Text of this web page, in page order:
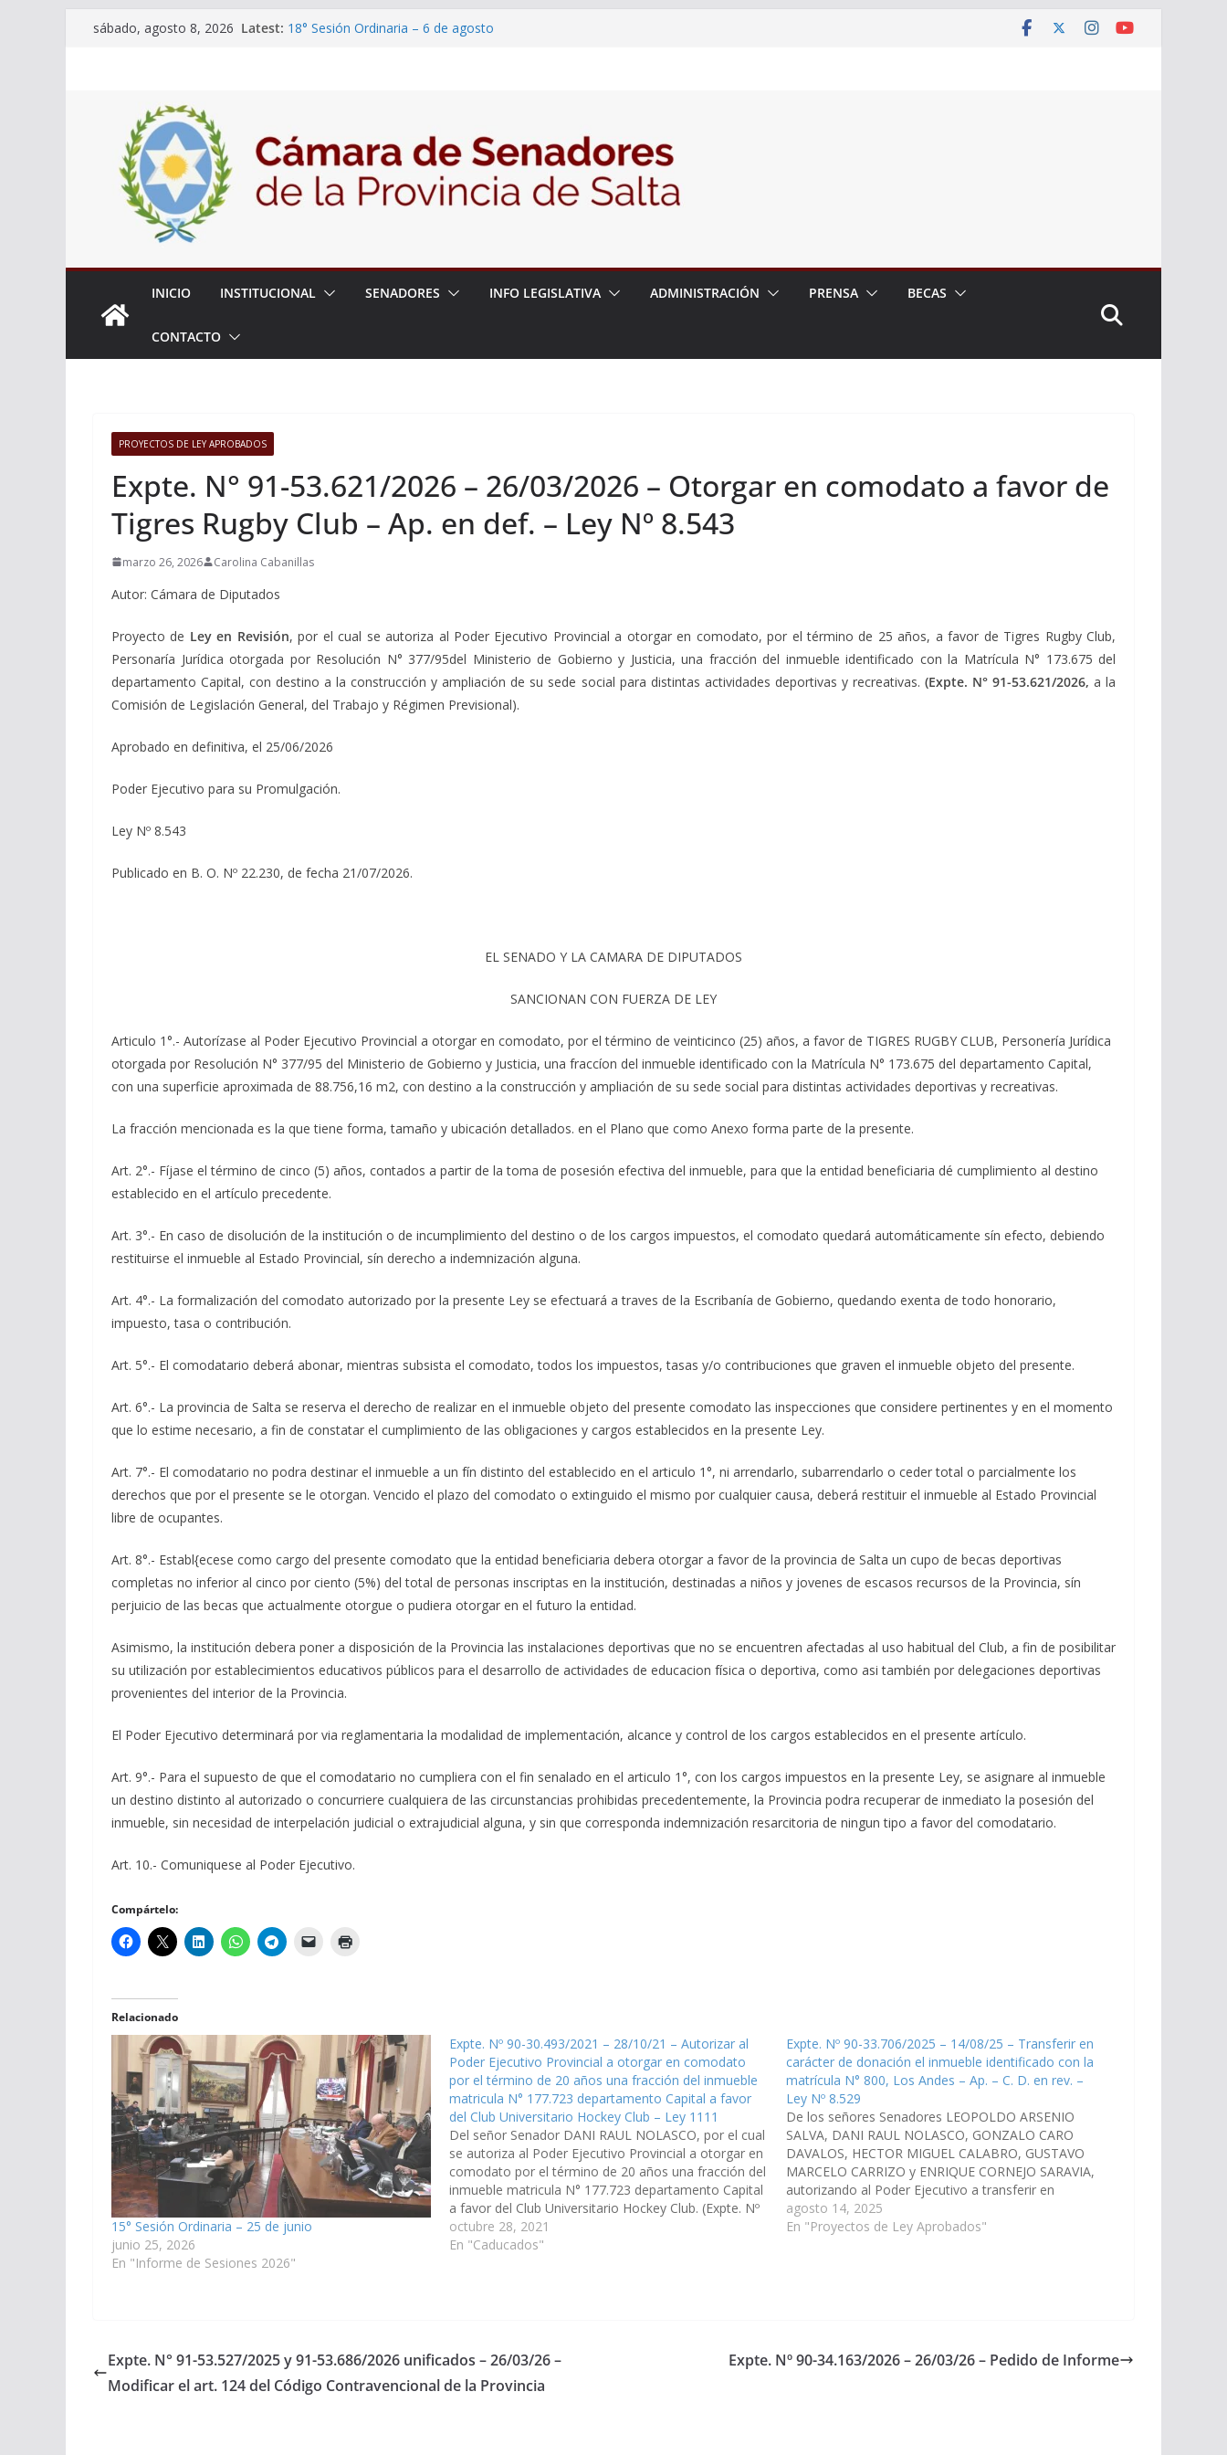
sábado, agosto 8, 2026 Latest: 18° Sesión Ordinaria – 6 de agosto
Expte. Nº 90-34.516/2026 – 06/08/26 – Créase el Ente Salteño
de Protección y Control Vegetal
INICIO INSTITUCIONAL SENADORES INFO LEGISLATIVA ADMINISTRACIÓN PRENSA BECAS
CONTACTO
PROYECTOS DE LEY APROBADOS
Expte. N° 91-53.621/2026 – 26/03/2026 – Otorgar en comodato a favor de
Tigres Rugby Club – Ap. en def. – Ley Nº 8.543
marzo 26, 2026 Carolina Cabanillas
Autor: Cámara de Diputados
Proyecto de Ley en Revisión, por el cual se autoriza al Poder Ejecutivo Provincial a otorgar en comodato, por el término de 25 años, a favor de Tigres Rugby Club,
Personaría Jurídica otorgada por Resolución N° 377/95del Ministerio de Gobierno y Justicia, una fracción del inmueble identificado con la Matrícula N° 173.675 del
departamento Capital, con destino a la construcción y ampliación de su sede social para distintas actividades deportivas y recreativas. (Expte. N° 91-53.621/2026, a la
Comisión de Legislación General, del Trabajo y Régimen Previsional).
Aprobado en definitiva, el 25/06/2026
Poder Ejecutivo para su Promulgación.
Ley Nº 8.543
Publicado en B. O. Nº 22.230, de fecha 21/07/2026.
EL SENADO Y LA CAMARA DE DIPUTADOS
SANCIONAN CON FUERZA DE LEY
Articulo 1°.- Autorízase al Poder Ejecutivo Provincial a otorgar en comodato, por el término de veinticinco (25) años, a favor de TIGRES RUGBY CLUB, Personería Jurídica
otorgada por Resolución N° 377/95 del Ministerio de Gobierno y Justicia, una fraccíon del inmueble identificado con la Matrícula N° 173.675 del departamento Capital,
con una superficie aproximada de 88.756,16 m2, con destino a la construcción y ampliación de su sede social para distintas actividades deportivas y recreativas.
La fracción mencionada es la que tiene forma, tamaño y ubicación detallados. en el Plano que como Anexo forma parte de la presente.
Art. 2°.- Fíjase el término de cinco (5) años, contados a partir de la toma de posesión efectiva del inmueble, para que la entidad beneficiaria dé cumplimiento al destino
establecido en el artículo precedente.
Art. 3°.- En caso de disolución de la institución o de incumplimiento del destino o de los cargos impuestos, el comodato quedará automáticamente sín efecto, debiendo
restituirse el inmueble al Estado Provincial, sín derecho a indemnización alguna.
Art. 4°.- La formalización del comodato autorizado por la presente Ley se efectuará a traves de la Escribanía de Gobierno, quedando exenta de todo honorario,
impuesto, tasa o contribución.
Art. 5°.- El comodatario deberá abonar, mientras subsista el comodato, todos los impuestos, tasas y/o contribuciones que graven el inmueble objeto del presente.
Art. 6°.- La provincia de Salta se reserva el derecho de realizar en el inmueble objeto del presente comodato las inspecciones que considere pertinentes y en el momento
que lo estime necesario, a fin de constatar el cumplimiento de las obligaciones y cargos establecidos en la presente Ley.
Art. 7°.- El comodatario no podra destinar el inmueble a un fín distinto del establecido en el articulo 1°, ni arrendarlo, subarrendarlo o ceder total o parcialmente los
derechos que por el presente se le otorgan. Vencido el plazo del comodato o extinguido el mismo por cualquier causa, deberá restituir el inmueble al Estado Provincial
libre de ocupantes.
Art. 8°.- Establ{ecese como cargo del presente comodato que la entidad beneficiaria debera otorgar a favor de la provincia de Salta un cupo de becas deportivas
completas no inferior al cinco por ciento (5%) del total de personas inscriptas en la institución, destinadas a niños y jovenes de escasos recursos de la Provincia, sín
perjuicio de las becas que actualmente otorgue o pudiera otorgar en el futuro la entidad.
Asimismo, la institución debera poner a disposición de la Provincia las instalaciones deportivas que no se encuentren afectadas al uso habitual del Club, a fin de posibilitar
su utilización por establecimientos educativos públicos para el desarrollo de actividades de educacion física o deportiva, como asi también por delegaciones deportivas
provenientes del interior de la Provincia.
El Poder Ejecutivo determinará por via reglamentaria la modalidad de implementación, alcance y control de los cargos establecidos en el presente artículo.
Art. 9°.- Para el supuesto de que el comodatario no cumpliera con el fin senalado en el articulo 1°, con los cargos impuestos en la presente Ley, se asignare al inmueble
un destino distinto al autorizado o concurriere cualquiera de las circunstancias prohibidas precedentemente, la Provincia podra recuperar de inmediato la posesión del
inmueble, sin necesidad de interpelación judicial o extrajudicial alguna, y sin que corresponda indemnización resarcitoria de ningun tipo a favor del comodatario.
Art. 10.- Comuniquese al Poder Ejecutivo.
Compártelo:
Relacionado
15° Sesión Ordinaria – 25 de junio
junio 25, 2026
En "Informe de Sesiones 2026"
Expte. Nº 90-30.493/2021 – 28/10/21 – Autorizar al
Poder Ejecutivo Provincial a otorgar en comodato
por el término de 20 años una fracción del inmueble
matricula N° 177.723 departamento Capital a favor
del Club Universitario Hockey Club – Ley 1111
Del señor Senador DANI RAUL NOLASCO, por el cual
se autoriza al Poder Ejecutivo Provincial a otorgar en
comodato por el término de 20 años una fracción del
inmueble matricula N° 177.723 departamento Capital
a favor del Club Universitario Hockey Club. (Expte. Nº
90-30.493/2021, a la Comisión de Legislación
General, del Trabajo y…
octubre 28, 2021
En "Caducados"
Expte. Nº 90-33.706/2025 – 14/08/25 – Transferir en
carácter de donación el inmueble identificado con la
matrícula N° 800, Los Andes – Ap. – C. D. en rev. –
Ley Nº 8.529
De los señores Senadores LEOPOLDO ARSENIO
SALVA, DANI RAUL NOLASCO, GONZALO CARO
DAVALOS, HECTOR MIGUEL CALABRO, GUSTAVO
MARCELO CARRIZO y ENRIQUE CORNEJO SARAVIA,
autorizando al Poder Ejecutivo a transferir en
carácter de donación el inmueble identificado con la
matrícula N° 800, del departamento Los Andes, a
agosto 14, 2025
En "Proyectos de Ley Aprobados"
Expte. N° 91-53.527/2025 y 91-53.686/2026 unificados – 26/03/26 –
Modificar el art. 124 del Código Contravencional de la Provincia
Expte. Nº 90-34.163/2026 – 26/03/26 – Pedido de Informe